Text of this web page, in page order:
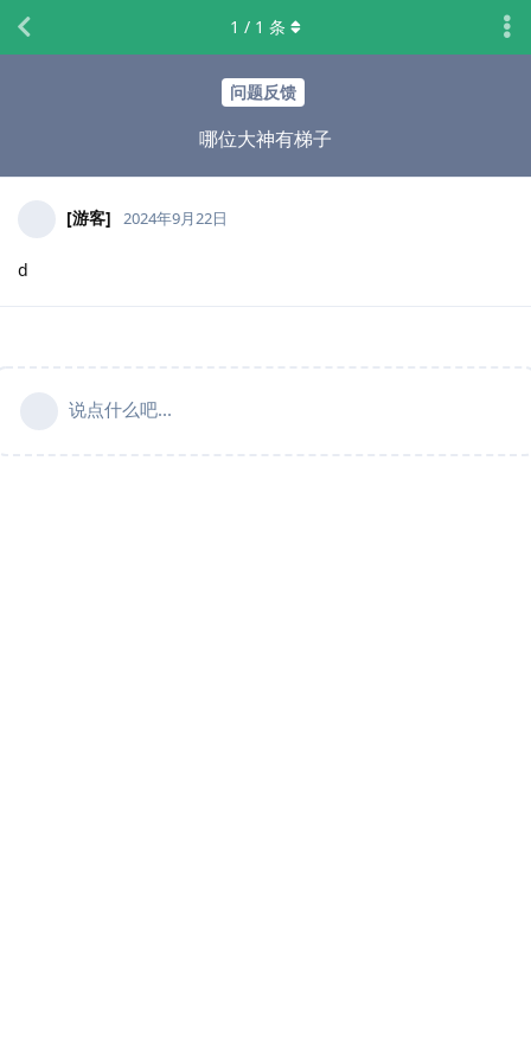
问题反馈
哪位大神有梯子
1 / 1 条
[游客] 2024年9月22日
d
说点什么吧...